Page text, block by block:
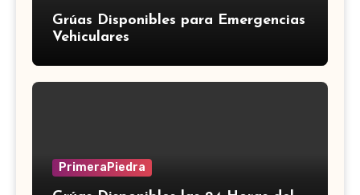
Grúas Disponibles para Emergencias
Vehiculares
PrimeraPiedra